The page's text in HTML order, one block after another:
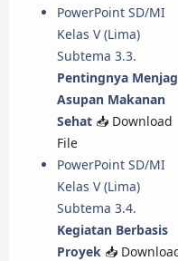
PowerPoint SD/MI
Kelas V (Lima)
Subtema 3.3.
Pentingnya
Asupan Makanan
Sehat 📥 Download
File
PowerPoint SD/MI
Kelas V (Lima)
Subtema 3.4.
Kegiatan Berbasis
Proyek 📥